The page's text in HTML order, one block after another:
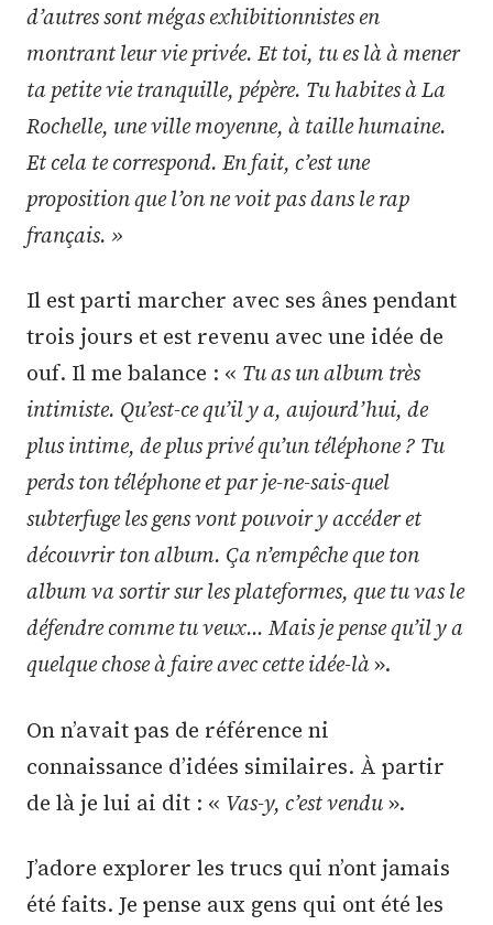
d’autres sont mégas exhibitionnistes en
montrant leur vie privée. Et toi, tu es là à mener
ta petite vie tranquille, pépère. Tu habites à La
Rochelle, une ville moyenne, à taille humaine.
Et cela te correspond. En fait, c’est une
proposition que l’on ne voit pas dans le rap
français. »
Il est parti marcher avec ses ânes pendant
trois jours et est revenu avec une idée de
ouf. Il me balance : « Tu as un album très
intimiste. Qu’est-ce qu’il y a, aujourd’hui, de
plus intime, de plus privé qu’un téléphone ? Tu
perds ton téléphone et par je-ne-sais-quel
subterfuge les gens vont pouvoir y accéder et
découvrir ton album. Ça n’empêche que ton
album va sortir sur les plateformes, que tu vas le
défendre comme tu veux… Mais je pense qu’il y a
quelque chose à faire avec cette idée-là».
On n’avait pas de référence ni
connaissance d’idées similaires. À partir
de là je lui ai dit : « Vas-y, c’est vendu».
J’adore explorer les trucs qui n’ont jamais
été faits. Je pense aux gens qui ont été les